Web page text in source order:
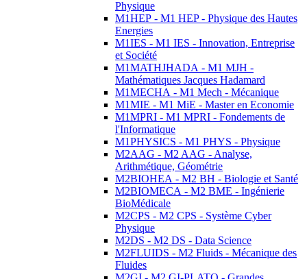
Physique
M1HEP - M1 HEP - Physique des Hautes
Energies
M1IES - M1 IES - Innovation, Entreprise
et Société
M1MATHJHADA - M1 MJH -
Mathématiques Jacques Hadamard
M1MECHA - M1 Mech - Mécanique
M1MIE - M1 MiE - Master en Economie
M1MPRI - M1 MPRI - Fondements de
l'Informatique
M1PHYSICS - M1 PHYS - Physique
M2AAG - M2 AAG - Analyse,
Arithmétique, Géométrie
M2BIOHEA - M2 BH - Biologie et Santé
M2BIOMECA - M2 BME - Ingénierie
BioMédicale
M2CPS - M2 CPS - Système Cyber
Physique
M2DS - M2 DS - Data Science
M2FLUIDS - M2 Fluids - Mécanique des
Fluides